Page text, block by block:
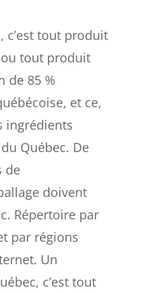
c’est tout produit
tout produit
de 85 %
et ce,
ingrédients
Québec. De
de
doivent
Répertoire par
par régions
Un
c’est tout